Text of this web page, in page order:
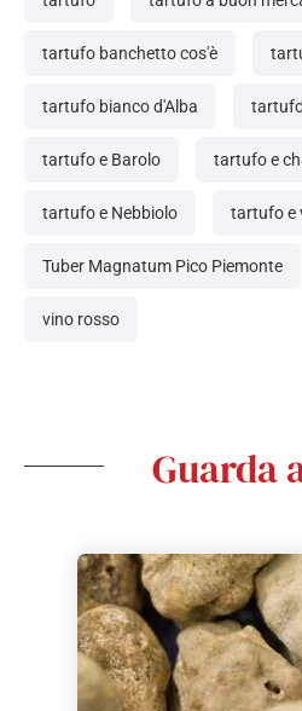
tartufo banchetto cos'è
tartufo bianco d'Alba
tartufo e Barolo tartufo e
tartufo e Nebbiolo tartufo e
Tuber Magnatum Pico Piemonte
vino rosso
Guarda